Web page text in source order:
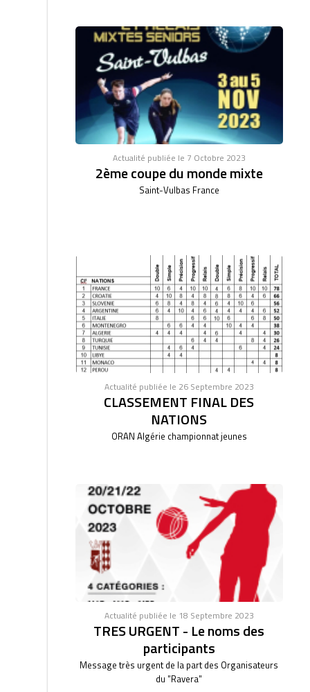
Actualité publiée le 7 Octobre 2023
2ème coupe du monde mixte
Saint-Vulbas France
Actualité publiée le 26 Septembre 2023
CLASSEMENT FINAL DES
NATIONS
ORAN Algérie championnat jeunes
Actualité publiée le 18 Septembre 2023
TRES URGENT - Le noms des
participants
Message très urgent de la part des Organisateurs
du "Ravera"